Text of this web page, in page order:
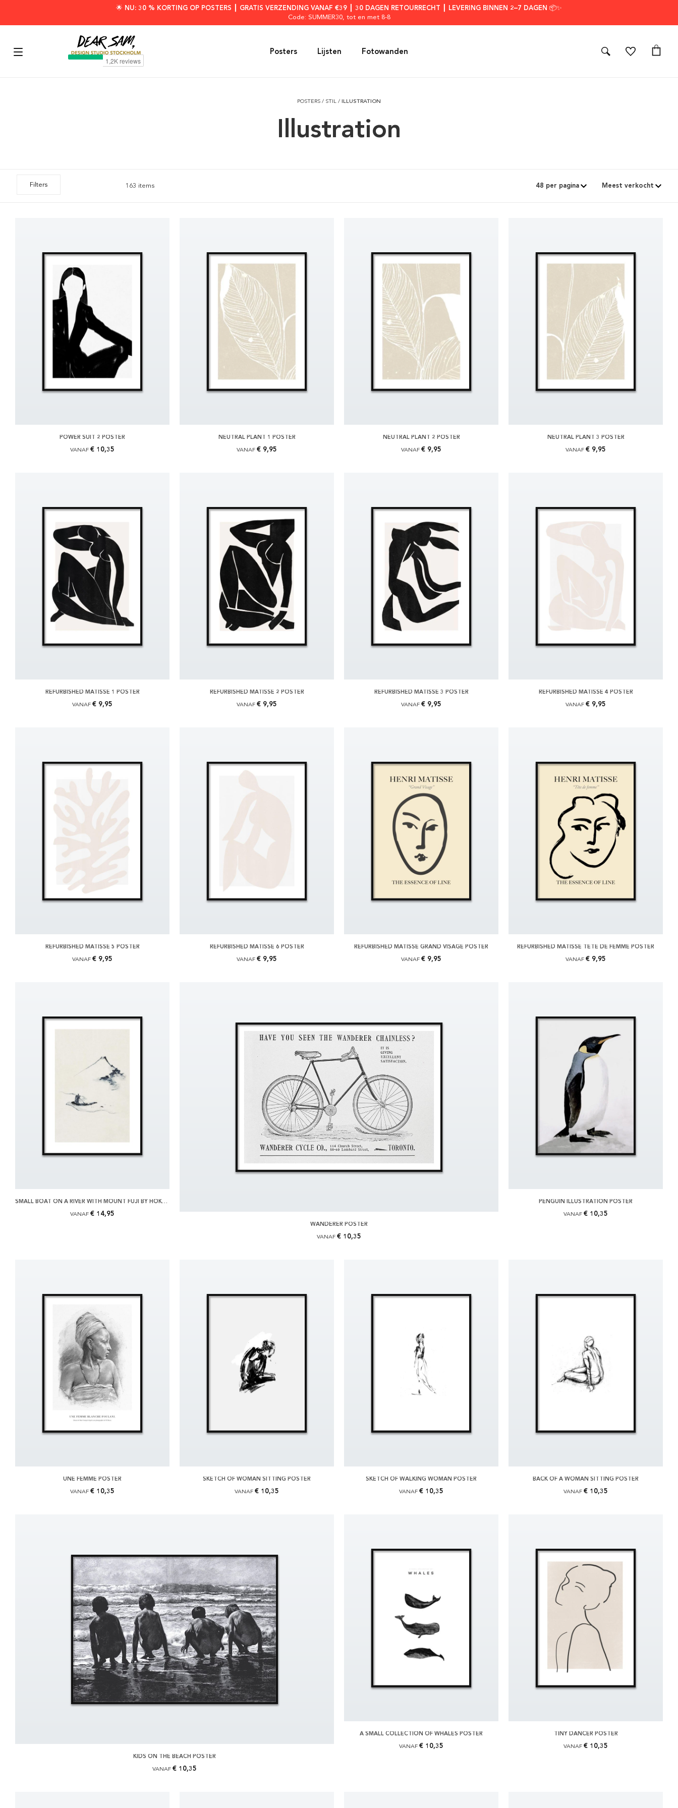
🌟 NU: 30 % KORTING OP POSTERS ┃ GRATIS VERZENDING VANAF €39 ┃ 30 DAGEN RETOURRECHT ┃ LEVERING BINNEN 2–7 DAGEN 📦✨
Code: SUMMER30, tot en met 8-8
Posters Lijsten Fotowanden
POSTERS / STIL / ILLUSTRATION
Illustration
Filters 163 items
POWER SUIT 2 POSTER
VANAF € 10,35
NEUTRAL PLANT 1 POSTER
VANAF € 9,95
NEUTRAL PLANT 2 POSTER
VANAF € 9,95
NEUTRAL PLANT 3 POSTER
VANAF € 9,95
REFURBISHED MATISSE 1 POSTER
VANAF € 9,95
REFURBISHED MATISSE 2 POSTER
VANAF € 9,95
REFURBISHED MATISSE 3 POSTER
VANAF € 9,95
REFURBISHED MATISSE 4 POSTER
VANAF € 9,95
REFURBISHED MATISSE 5 POSTER
VANAF € 9,95
REFURBISHED MATISSE 6 POSTER
VANAF € 9,95
REFURBISHED MATISSE GRAND VISAGE POSTER
VANAF € 9,95
REFURBISHED MATISSE TETE DE FEMME POSTER
VANAF € 9,95
SMALL BOAT ON A RIVER WITH MOUNT FUJI BY HOKUSAI POSTER
VANAF € 14,95
WANDERER POSTER
VANAF € 10,35
PENGUIN ILLUSTRATION POSTER
VANAF € 10,35
UNE FEMME POSTER
VANAF € 10,35
SKETCH OF WOMAN SITTING POSTER
VANAF € 10,35
SKETCH OF WALKING WOMAN POSTER
VANAF € 10,35
KIDS ON THE BEACH POSTER
VANAF € 10,35
BACK OF A WOMAN SITTING POSTER
VANAF € 10,35
A SMALL COLLECTION OF WHALES POSTER
VANAF € 10,35
TINY DANCER POSTER
VANAF € 10,35